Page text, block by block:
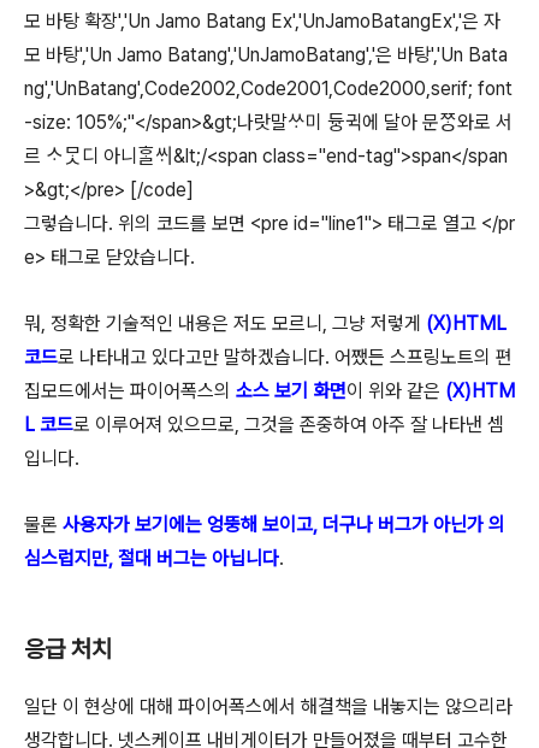
모 바탕 확장','Un Jamo Batang Ex','UnJamoBatangEx','은 자
모 바탕','Un Jamo Batang','UnJamoBatang','은 바탕','Un Bata
ng','UnBatang',Code2002,Code2001,Code2000,serif; font
-size: 105%;"</span>&gt;나랏말ᄊᆞ미 듀ᇰ귁에 달아 문ᄍᆞᆼ와로 서
르 ᄉᆞᄆᆞᆺ디 아니ᄒᆞᆯᄊᆡ&lt;/<span class="end-tag">span</span
>&gt;</pre> [/code]
그렇습니다. 위의 코드를 보면 <pre id="line1"> 태그로 열고 </pr
e> 태그로 닫았습니다.
뭐, 정확한 기술적인 내용은 저도 모르니, 그냥 저렇게 (X)HTML
코드로 나타내고 있다고만 말하겠습니다. 어쨌든 스프링노트의 편
집모드에서는 파이어폭스의 소스 보기 화면이 위와 같은 (X)HTM
L 코드로 이루어져 있으므로, 그것을 존중하여 아주 잘 나타낸 셈
입니다.
물론 사용자가 보기에는 엉뚱해 보이고, 더구나 버그가 아닌가 의
심스럽지만, 절대 버그는 아닙니다.
응급 처치
일단 이 현상에 대해 파이어폭스에서 해결책을 내놓지는 않으리라
생각합니다. 넷스케이프 내비게이터가 만들어졌을 때부터 고수한